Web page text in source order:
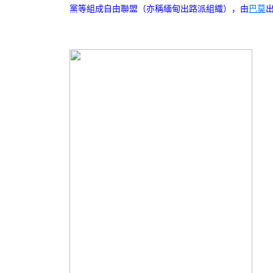
黨等組成自由聯盟（亦稱緬甸出路派組織），由巴莫